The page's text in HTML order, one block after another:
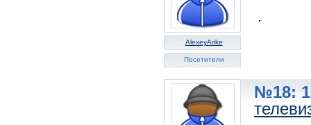
AlexeyArike
Посетители
.
№18: